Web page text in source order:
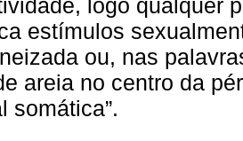
logo qualquer
estímulos
ou, nas
areia no centro da
somática”.